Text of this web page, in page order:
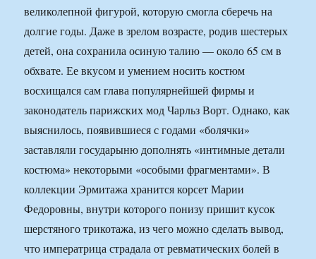
великолепной фигурой, которую смогла сберечь на
долгие годы. Даже в зрелом возрасте, родив шестерых
детей, она сохранила осиную талию — около 65 см в
обхвате. Ее вкусом и умением носить костюм
восхищался сам глава популярнейшей фирмы и
законодатель парижских мод Чарльз Ворт. Однако, как
выяснилось, появившиеся с годами «болячки»
заставляли государыню дополнять «интимные детали
костюма» некоторыми «особыми фрагментами». В
коллекции Эрмитажа хранится корсет Марии
Федоровны, внутри которого понизу пришит кусок
шерстяного трикотажа, из чего можно сделать вывод,
что императрица страдала от ревматических болей в